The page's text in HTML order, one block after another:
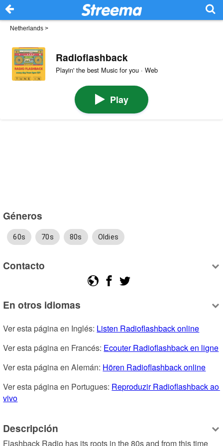
Netherlands >
Radioflashback
Playin' the best Music for you · Web
Play
Géneros
60s 70s 80s Oldies
Contacto
En otros idiomas
Ver esta página en Inglés: Listen Radioflashback online
Ver esta página en Francés: Ecouter Radioflashback en ligne
Ver esta página en Alemán: Hören Radioflashback online
Ver esta página en Portugues: Reproduzir Radioflashback ao
vivo
Descripción
Flashback Radio has its roots in the 80s and from this time